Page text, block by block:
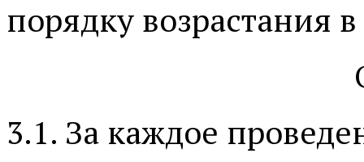
порядку возрастания
3.1. За каждое